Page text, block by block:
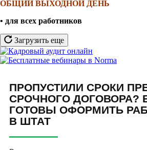
ОБЩИЙ ВЫХОДНОЙ ДЕНЬ
• для всех работников
Загрузить еще
ПРОПУСТИЛИ СРОКИ
СРОЧНОГО ДОГОВОРА?
ГОТОВЫ ОФОРМИТЬ
В ШТАТ